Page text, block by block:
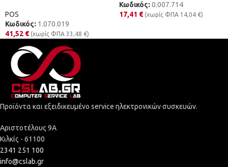
POS
Κωδικός: 1.070.019
41,52 € (χωρίς ΦΠΑ 33,48 €)
Κωδικός: 0.007.714
17,41 € (χωρίς ΦΠΑ 14,04 €)
Προϊόντα και εξειδικευμένο service ηλεκτρονικών συσκευών.
Αριστοτέλους 9Α
Κιλκίς - 61100
2341 251 100
info@cslab.gr